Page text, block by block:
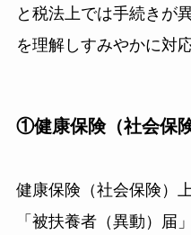
と税法上では手続きが
を理解しすみやかに対
①健康保険（社会保
健康保険（社会保険）
「被扶養者（異動）届